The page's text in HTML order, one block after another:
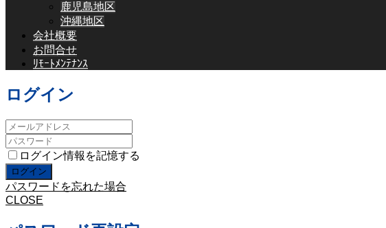
鹿児島地区
沖縄地区
会社概要
お問合せ
ﾘﾓｰﾄﾒﾝﾃﾅﾝｽ
ログイン
ログイン情報を記憶する
パスワードを忘れた場合
CLOSE